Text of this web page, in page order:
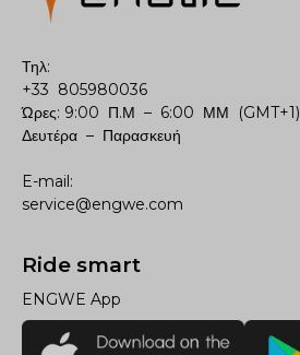
Τηλ:
+33 805980036
Ώρες: 9:00 Π.Μ – 6:00 ΜΜ (GMT+1)
Δευτέρα – Παρασκευή
E-mail:
service@engwe.com
Ride smart
ENGWE App